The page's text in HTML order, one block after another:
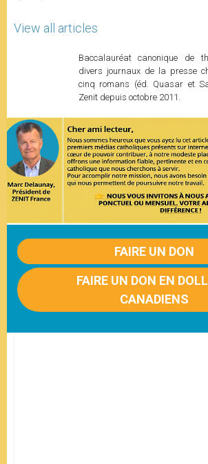
View all articles
Baccalauréat canonique de
divers journaux de la presse
cinq romans (éd. Quasar et
Zenit depuis octobre 2011.
FAIRE UN DON
FAIRE UN DON EN
CANADIENS